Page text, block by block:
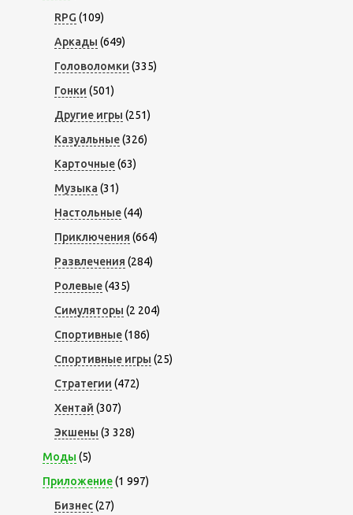
RPG (109)
Аркады (649)
Головоломки (335)
Гонки (501)
Другие игры (251)
Казуальные(326)
Карточные(63)
Музыка (31)
Настольные(44)
Приключения (664)
Развлечения (284)
Ролевые(435)
Симуляторы (2 204)
Спортивные(186)
Спортивные игры (25)
Стратегии (472)
Хентай (307)
Экшены (3 328)
Моды (5)
Приложение(1 997)
Бизнес(27)